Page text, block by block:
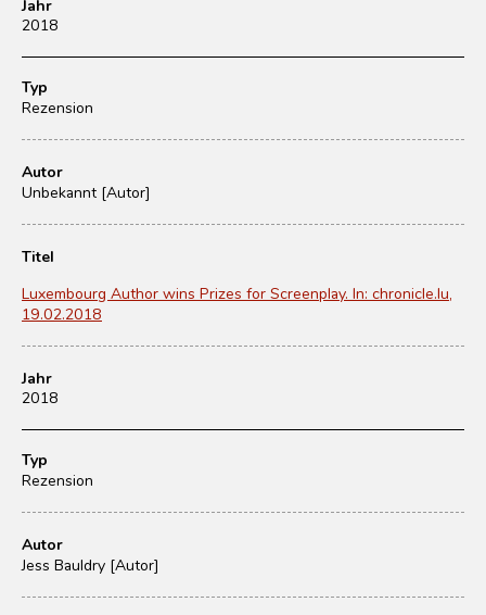
Jahr
2018
Typ
Rezension
Autor
Unbekannt [Autor]
Titel
Luxembourg Author wins Prizes for Screenplay. In: chronicle.lu,
19.02.2018
Jahr
2018
Typ
Rezension
Autor
Jess Bauldry [Autor]